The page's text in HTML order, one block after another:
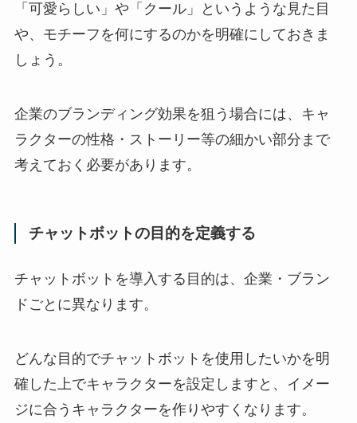
「可愛らしい」や「クール」というような見た目
や、モチーフを何にするのかを明確にしておきま
しょう。
企業のブランディング効果を狙う場合には、キャ
ラクターの性格・ストーリー等の細かい部分まで
考えておく必要があります。
チャットボットの目的を定義する
チャットボットを導入する目的は、企業・ブラン
ドごとに異なります。
どんな目的でチャットボットを使用したいかを明
確した上でキャラクターを設定しますと、イメー
ジに合うキャラクターを作りやすくなります。